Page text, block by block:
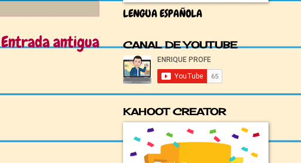
Entrada antigua
LENGUA ESPAÑOLA
CANAL DE YOUTUBE
KAHOOT CREATOR